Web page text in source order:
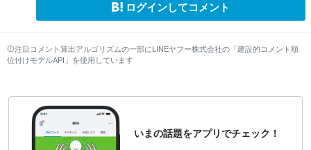
ログインしてコメント
注目コメント算出アルゴリズムの一部にLINEヤフー株式会社の「建設的コメント順
位付けモデルAPI」を使用しています
いまの話題をアプリでチェック！